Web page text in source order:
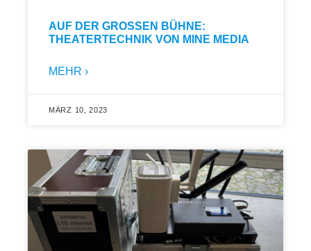
AUF DER GROSSEN BÜHNE: T
HEATERTECHNIK VON MINE MEDIA
MEHR ›
MÄRZ 10, 2023